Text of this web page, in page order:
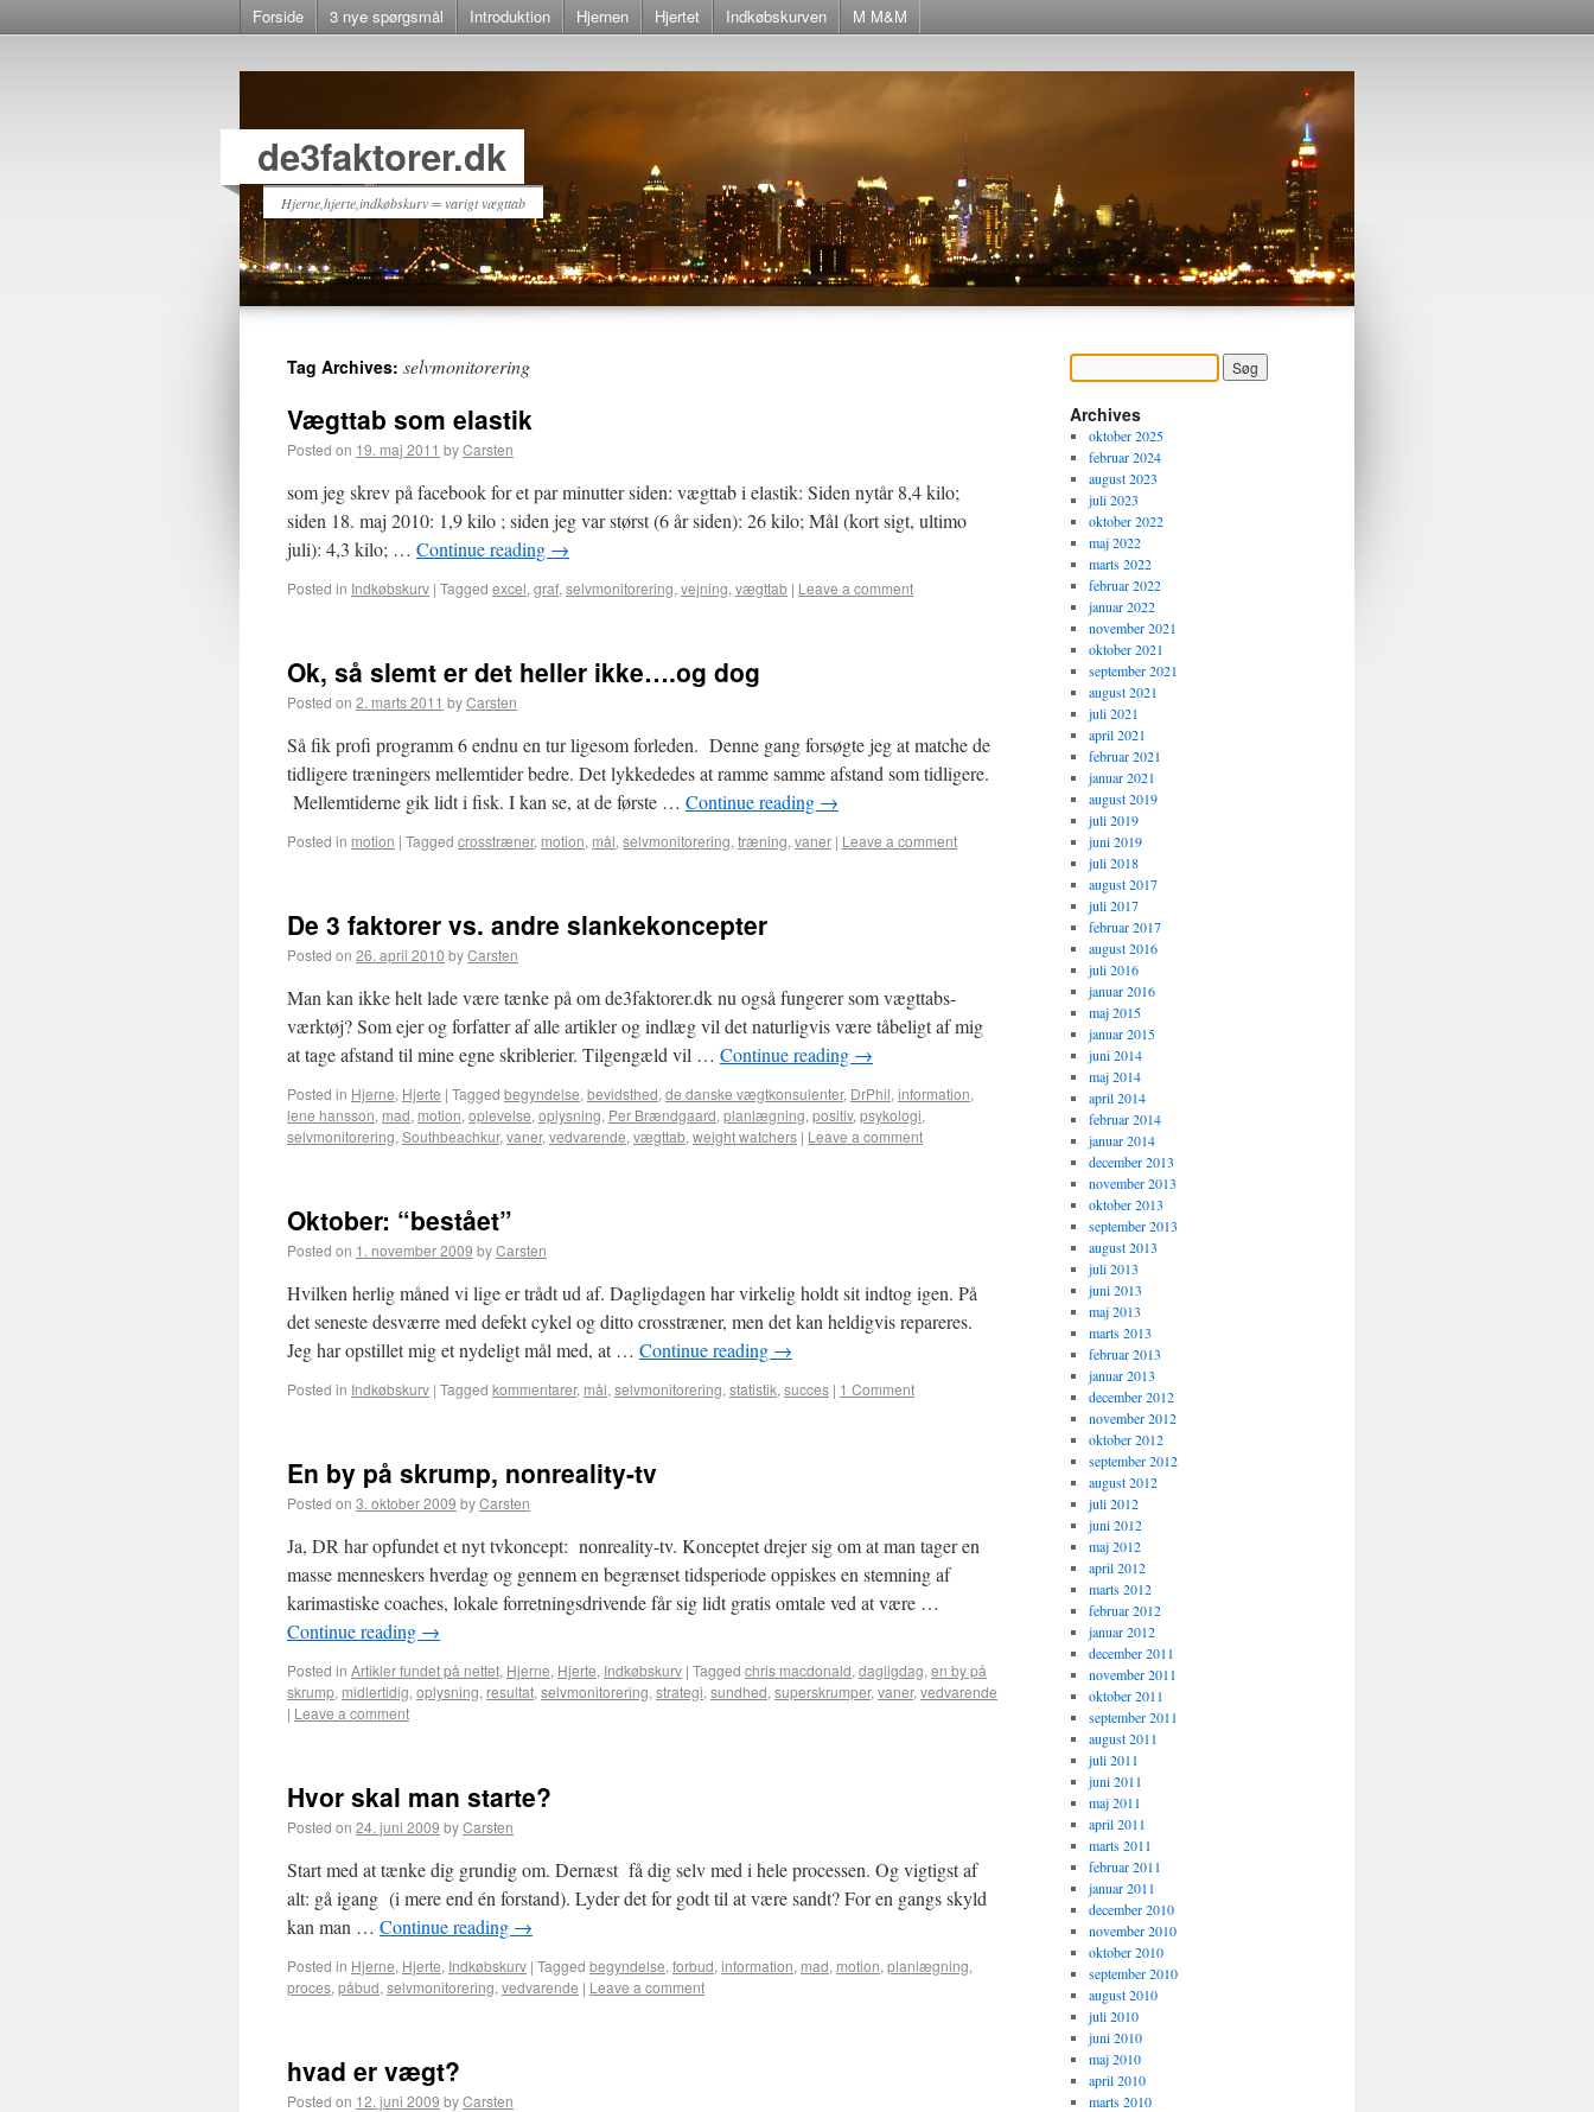
Forside 3 nye spørgsmål Introduktion Hjernen Hjertet Indkøbskurven M M&M
de3faktorer.dk
Hjerne,hjerte,indkøbskurv = varigt vægttab
Tag Archives: selvmonitorering
Vægttab som elastik
Posted on 19. maj 2011 byCarsten
som jeg skrev på facebook for et par minutter siden: vægttab i elastik: Siden nytår 8,4 kilo;
siden 18. maj 2010: 1,9 kilo ; siden jeg var størst (6 år siden): 26 kilo; Mål (kort sigt, ultimo
juli): 4,3 kilo; … Continue reading →
Posted in Indkøbskurv | Tagged excel, graf, selvmonitorering, vejning, vægttab | Leave a comment
Ok, så slemt er det heller ikke….og dog
Posted on 2. marts 2011 byCarsten
Så fik profi programm 6 endnu en tur ligesom forleden. Denne gang forsøgte jeg at matche de
tidligere træningers mellemtider bedre. Det lykkededes at ramme samme afstand som tidligere.
Mellemtiderne gik lidt i fisk. I kan se, at de første … Continue reading →
Posted in motion | Tagged crosstræner, motion, mål, selvmonitorering, træning, vaner | Leave a comment
De 3 faktorer vs. andre slankekoncepter
Posted on 26. april 2010 byCarsten
Man kan ikke helt lade være tænke på om de3faktorer.dk nu også fungerer som vægttabs-
værktøj? Som ejer og forfatter af alle artikler og indlæg vil det naturligvis være tåbeligt af mig
at tage afstand til mine egne skriblerier. Tilgengæld vil … Continue reading →
Posted in Hjerne, Hjerte | Tagged begyndelse, bevidsthed, de danske vægtkonsulenter, DrPhil, information,
lene hansson, mad, motion, oplevelse, oplysning, Per Brændgaard, planlægning, positiv, psykologi,
selvmonitorering, Southbeachkur, vaner, vedvarende, vægttab, weight watchers | Leave a comment
Oktober: “bestået”
Posted on 1. november 2009 byCarsten
Hvilken herlig måned vi lige er trådt ud af. Dagligdagen har virkelig holdt sit indtog igen. På
det seneste desværre med defekt cykel og ditto crosstræner, men det kan heldigvis repareres.
Jeg har opstillet mig et nydeligt mål med, at … Continue reading →
Posted in Indkøbskurv | Tagged kommentarer, mål, selvmonitorering, statistik, succes | 1 Comment
En by på skrump, nonreality-tv
Posted on 3. oktober 2009 byCarsten
Ja, DR har opfundet et nyt tvkoncept: nonreality-tv. Konceptet drejer sig om at man tager en
masse menneskers hverdag og gennem en begrænset tidsperiode oppiskes en stemning af
karimastiske coaches, lokale forretningsdrivende får sig lidt gratis omtale ved at være …
Continue reading →
Posted in Artikler fundet på nettet, Hjerne, Hjerte, Indkøbskurv | Tagged chris macdonald, dagligdag, en by på
skrump, midlertidig, oplysning, resultat, selvmonitorering, strategi, sundhed, superskrumper, vaner, vedvarende
| Leave a comment
Hvor skal man starte?
Posted on 24. juni 2009 byCarsten
Start med at tænke dig grundig om. Dernæst få dig selv med i hele processen. Og vigtigst af
alt: gå igang (i mere end én forstand). Lyder det for godt til at være sandt? For en gangs skyld
kan man … Continue reading →
Posted in Hjerne, Hjerte, Indkøbskurv | Tagged begyndelse, forbud, information, mad, motion, planlægning,
proces, påbud, selvmonitorering, vedvarende | Leave a comment
hvad er vægt?
Posted on 12. juni 2009 byCarsten
Archives
oktober 2025
februar 2024
august 2023
juli 2023
oktober 2022
maj 2022
marts 2022
februar 2022
januar 2022
november 2021
oktober 2021
september 2021
august 2021
juli 2021
april 2021
februar 2021
januar 2021
august 2019
juli 2019
juni 2019
juli 2018
august 2017
juli 2017
februar 2017
august 2016
juli 2016
januar 2016
maj 2015
januar 2015
juni 2014
maj 2014
april 2014
februar 2014
januar 2014
december 2013
november 2013
oktober 2013
september 2013
august 2013
juli 2013
juni 2013
maj 2013
marts 2013
februar 2013
januar 2013
december 2012
november 2012
oktober 2012
september 2012
august 2012
juli 2012
juni 2012
maj 2012
april 2012
marts 2012
februar 2012
januar 2012
december 2011
november 2011
oktober 2011
september 2011
august 2011
juli 2011
juni 2011
maj 2011
april 2011
marts 2011
februar 2011
januar 2011
december 2010
november 2010
oktober 2010
september 2010
august 2010
juli 2010
juni 2010
maj 2010
april 2010
marts 2010